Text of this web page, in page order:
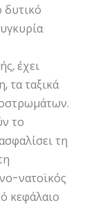
δυτικό
έχει
τα ταξικά
το
τη
νατοϊκός
κεφάλαιο